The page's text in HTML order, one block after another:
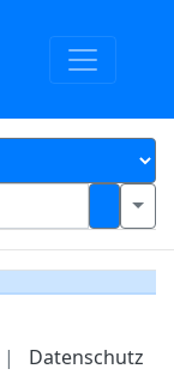
| Datenschutz